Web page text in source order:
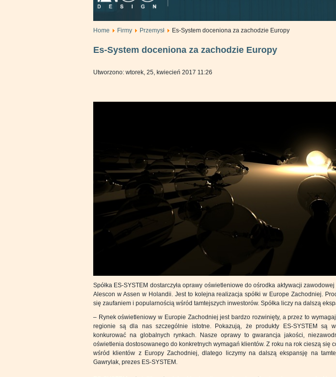
Home Firmy Przemysł Es-System doceniona za zachodzie Europy
Es-System doceniona za zachodzie Europy
Utworzono: wtorek, 25, kwiecień 2017 11:26
Spółka ES-SYSTEM dostarczyła oprawy oświetleniowe do ośrodka aktywacji
Alescon w Assen w Holandii. Jest to kolejna realizacja spółki w Europe Zachodniej.
się zaufaniem i popularnością wśród tamtejszych inwestorów. Spółka liczy na dalszą
– Rynek oświetleniowy w Europie Zachodniej jest bardzo rozwinięty, a przez to
regionie są dla nas szczególnie istotne. Pokazują, że produkty ES-SYSTEM są
konkurować na globalnych rynkach. Nasze oprawy to gwarancja jakości,
oświetlenia dostosowanego do konkretnych wymagań klientów. Z roku na rok cieszą się
wśród klientów z Europy Zachodniej, dlatego liczymy na dalszą ekspansję na
Gawrylak, prezes ES-SYSTEM.